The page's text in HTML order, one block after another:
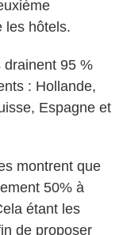
les hôtels.
drainent 95 %
: Hollande,
Espagne et
montrent que
50% à
étant les
de proposer